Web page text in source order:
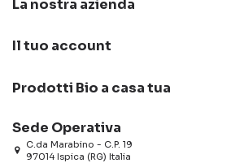
La nostra azienda
Il tuo account
Prodotti Bio a casa tua
Sede Operativa
C.da Marabino - C.P. 19
97014 Ispica (RG) Italia